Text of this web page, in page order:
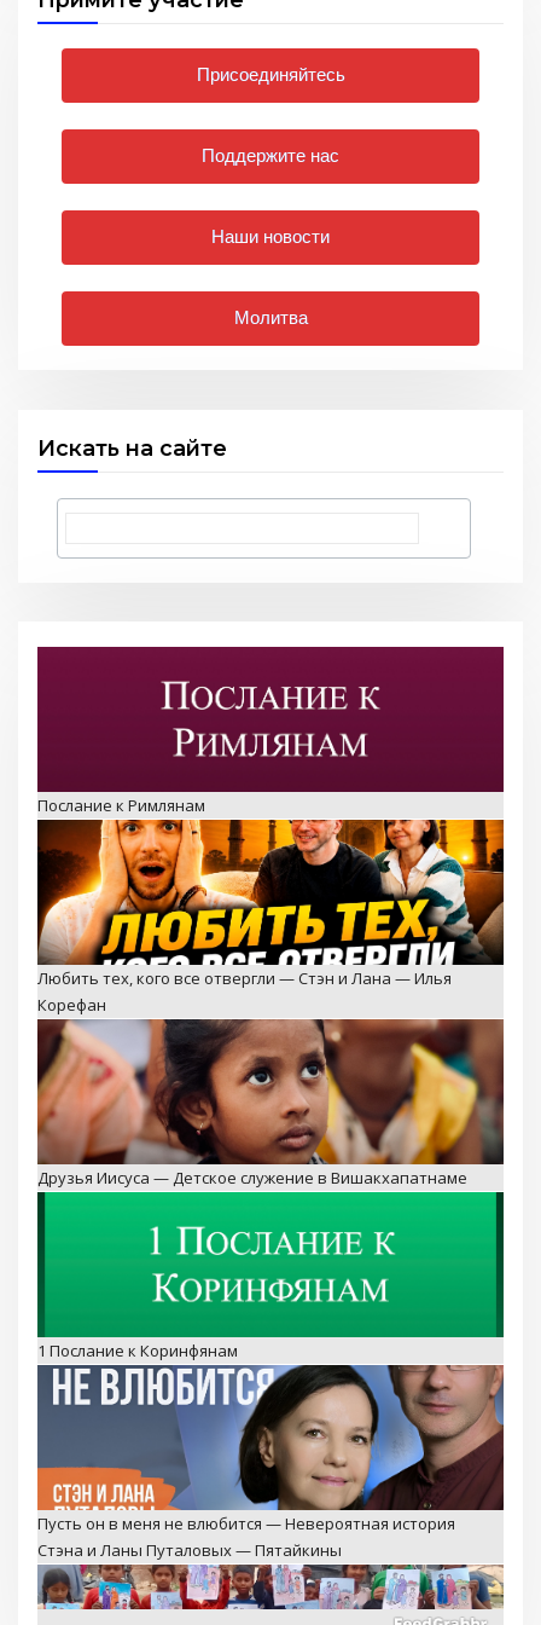
Присоединяйтесь
Поддержите нас
Наши новости
Молитва
Искать на сайте
Послание к Римлянам
Любить тех, кого все отвергли — Стэн и Лана — Илья
Корефан
Друзья Иисуса — Детское служение в Вишакхапатнаме
1 Послание к Коринфянам
Пусть он в меня не влюбится — Невероятная история
Стэна и Ланы Путаловых — Пятайкины